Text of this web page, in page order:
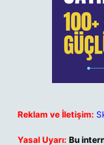
Reklam ve İletişim:
Yasal Uyarı: Bu